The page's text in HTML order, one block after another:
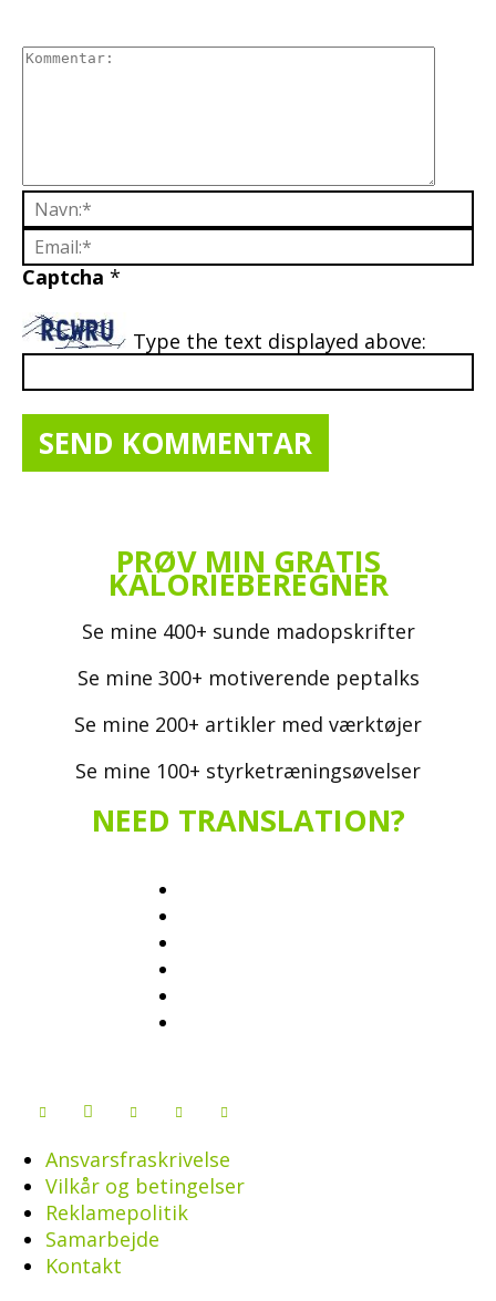
Captcha *
Type the text displayed above:
PRØV MIN GRATIS
KALORIEBEREGNER
Se mine 400+ sunde madopskrifter
Se mine 300+ motiverende peptalks
Se mine 200+ artikler med værktøjer
Se mine 100+ styrketræningsøvelser
NEED TRANSLATION?
Ansvarsfraskrivelse
Vilkår og betingelser
Reklamepolitik
Samarbejde
Kontakt